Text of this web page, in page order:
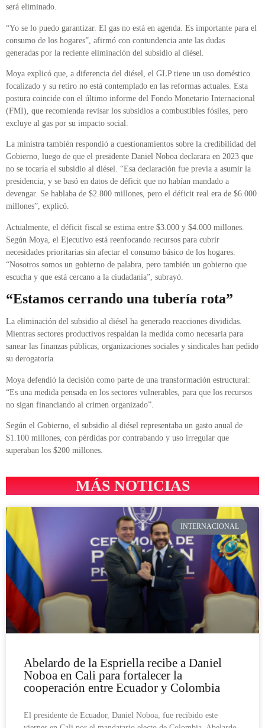
será eliminado.
“Yo se lo puedo garantizar. El gas no está en agenda. Es importante para el
consumo de los hogares”, afirmó con contundencia ante las dudas
generadas por la reciente eliminación del subsidio al diésel.
Moya explicó que, a diferencia del diésel, el GLP tiene un uso doméstico
focalizado y su retiro no está contemplado en las reformas actuales. Esta
postura coincide con el último informe del Fondo Monetario Internacional
(FMI), que recomienda revisar los subsidios a combustibles fósiles, pero
excluye al gas por su impacto social.
La ministra también respondió a cuestionamientos sobre la credibilidad del
Gobierno, luego de que el presidente Daniel Noboa declarara en 2023 que
no se tocaría el subsidio al diésel. “Esa declaración fue previa a asumir la
presidencia, y se basó en datos de déficit que no habían mandado a
devengar. Se hablaba de $2.800 millones, pero el déficit real era de $6.000
millones”, explicó.
Actualmente, el déficit fiscal se estima entre $3.000 y $4.000 millones.
Según Moya, el Ejecutivo está reenfocando recursos para cubrir
necesidades prioritarias sin afectar el consumo básico de los hogares.
“Nosotros somos un gobierno de palabra, pero también un gobierno que
escucha y que está cercano a la ciudadanía”, subrayó.
“Estamos cerrando una tubería rota”
La eliminación del subsidio al diésel ha generado reacciones divididas.
Mientras sectores productivos respaldan la medida como necesaria para
sanear las finanzas públicas, organizaciones sociales y sindicales han pedido
su derogatoria.
Moya defendió la decisión como parte de una transformación estructural:
“Es una medida pensada en los sectores vulnerables, para que los recursos
no sigan financiando al crimen organizado”.
Según el Gobierno, el subsidio al diésel representaba un gasto anual de
$1.100 millones, con pérdidas por contrabando y uso irregular que
superaban los $200 millones.
MÁS NOTICIAS
INTERNACIONAL
Abelardo de la Espriella recibe a Daniel
Noboa en Cali para fortalecer la
cooperación entre Ecuador y Colombia
El presidente de Ecuador, Daniel Noboa, fue recibido este